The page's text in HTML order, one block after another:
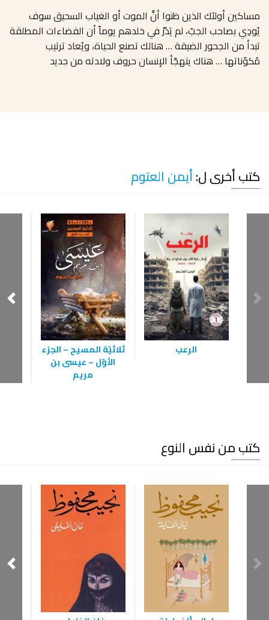
مساكين أولئك الذين ظنوا أنَّ الموت أو الغياب السحيق سوف
يُودِي بصاحب الجبّ، لم يَدُرْ في خلدهم يوماً أن الفضاءات المطلقة
تبدأ من الجحور الضيقة … هنالك تصنع الحياة، ويُعاد ترتيب
مُكوّناتها … هناك يتهجّأ الإنسان حروف ولادته من جديد
كتب أخرى ل:أيمن العتوم
الرعب
ثلاثيّة المسيح – الجزء
الأوّل – عيسى بن
مريم
كتب من نفس النوع